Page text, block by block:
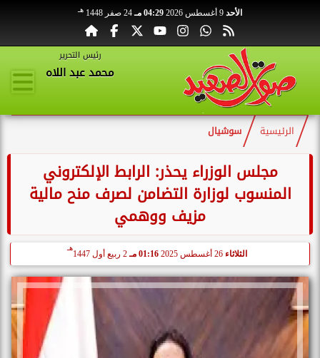
الأحد 04:29 مـ 24 صفر 1448 هـ
رئيس التحرير
محمد عبد اللاه
الرئيسية سوشيال
مجلس الوزراء يحذر: الرابط الإلكتروني
المنسوب لوزارة التضامن لصرف منح مالية
مزيف ووهمي
الثلاثاء 01:16 مـ 2 ربيع أول 1447
هـ